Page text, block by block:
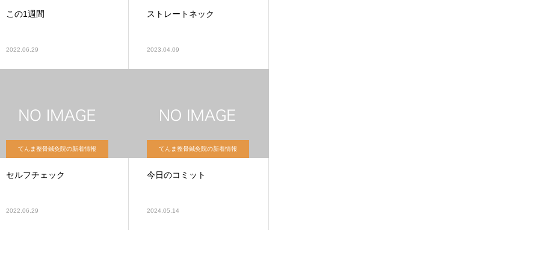
この1週間
2022.06.29
ストレートネック
2023.04.09
てんま整骨鍼灸院の新着情報
セルフチェック
2022.06.29
てんま整骨鍼灸院の新着情報
今日のコミット
2024.05.14